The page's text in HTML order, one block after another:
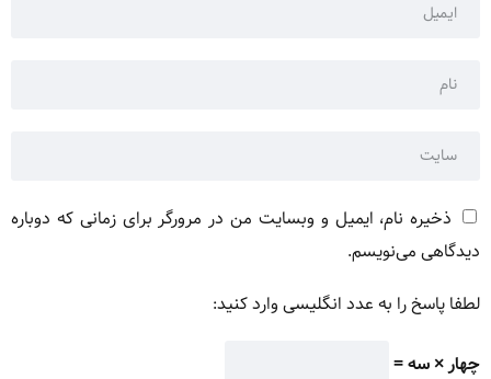
ذخیره نام، ایمیل و وبسایت من در مرورگر برای زمانی که دوباره
دیدگاهی می‌نویسم.
لطفا پاسخ را به عدد انگلیسی وارد کنید:
چهار × سه =